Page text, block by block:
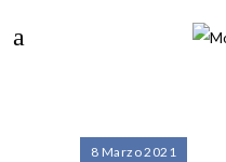
8 Marzo 2021